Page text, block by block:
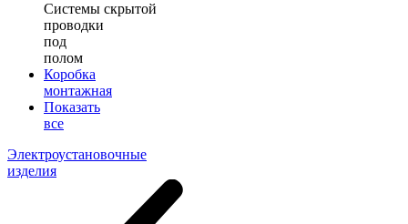
Системы скрытой
проводки
под
полом
Коробка
монтажная
Показать
все
Электроустановочные
изделия